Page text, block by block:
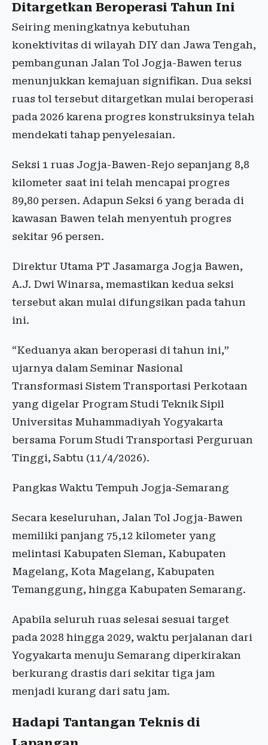
Ditargetkan Beroperasi Tahun Ini
Seiring meningkatnya kebutuhan
konektivitas di wilayah DIY dan Jawa Tengah,
pembangunan Jalan Tol Jogja-Bawen terus
menunjukkan kemajuan signifikan. Dua seksi
ruas tol tersebut ditargetkan mulai beroperasi
pada 2026 karena progres konstruksinya telah
mendekati tahap penyelesaian.
Seksi 1 ruas Jogja-Bawen-Rejo sepanjang 8,8
kilometer saat ini telah mencapai progres
89,80 persen. Adapun Seksi 6 yang berada di
kawasan Bawen telah menyentuh progres
sekitar 96 persen.
Direktur Utama PT Jasamarga Jogja Bawen,
A.J. Dwi Winarsa, memastikan kedua seksi
tersebut akan mulai difungsikan pada tahun
ini.
“Keduanya akan beroperasi di tahun ini,”
ujarnya dalam Seminar Nasional
Transformasi Sistem Transportasi Perkotaan
yang digelar Program Studi Teknik Sipil
Universitas Muhammadiyah Yogyakarta
bersama Forum Studi Transportasi Perguruan
Tinggi, Sabtu (11/4/2026).
Pangkas Waktu Tempuh Jogja-Semarang
Secara keseluruhan, Jalan Tol Jogja-Bawen
memiliki panjang 75,12 kilometer yang
melintasi Kabupaten Sleman, Kabupaten
Magelang, Kota Magelang, Kabupaten
Temanggung, hingga Kabupaten Semarang.
Apabila seluruh ruas selesai sesuai target
pada 2028 hingga 2029, waktu perjalanan dari
Yogyakarta menuju Semarang diperkirakan
berkurang drastis dari sekitar tiga jam
menjadi kurang dari satu jam.
Hadapi Tantangan Teknis di